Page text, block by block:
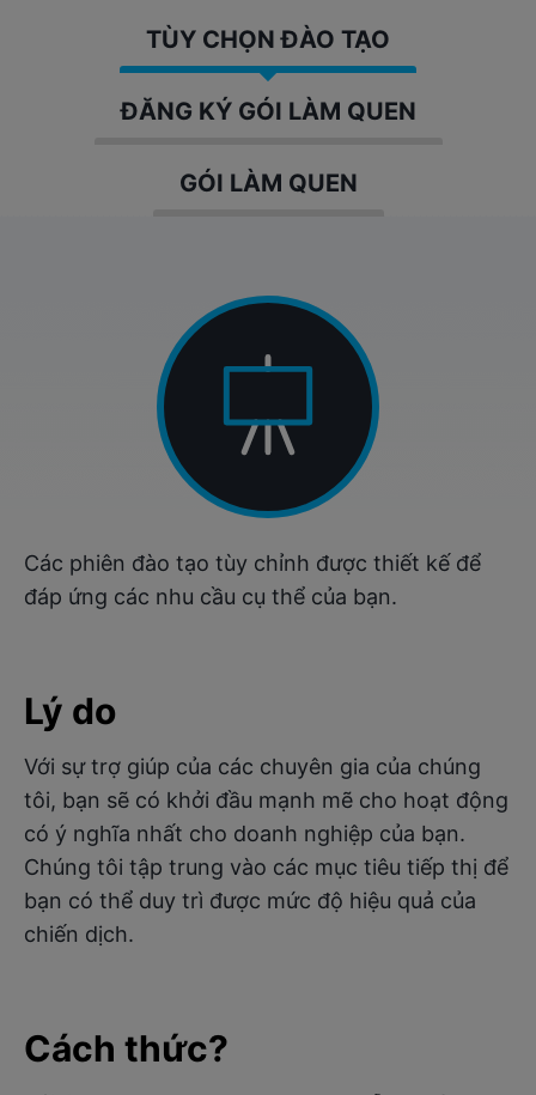
TÙY CHỌN ĐÀO TẠO
ĐĂNG KÝ GÓI LÀM QUEN
GÓI LÀM QUEN
Các phiên đào tạo tùy chỉnh được thiết kế để
đáp ứng các nhu cầu cụ thể của bạn.
Lý do
Với sự trợ giúp của các chuyên gia của chúng
tôi, bạn sẽ có khởi đầu mạnh mẽ cho hoạt động
có ý nghĩa nhất cho doanh nghiệp của bạn.
Chúng tôi tập trung vào các mục tiêu tiếp thị để
bạn có thể duy trì được mức độ hiệu quả của
chiến dịch.
Cách thức?